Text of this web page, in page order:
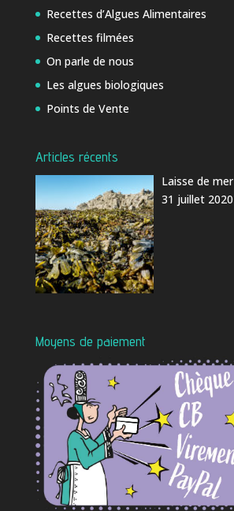
Recettes d’Algues Alimentaires
Recettes filmées
On parle de nous
Les algues biologiques
Points de Vente
Articles récents
Laisse de mer
31 juillet 2020
Moyens de paiement